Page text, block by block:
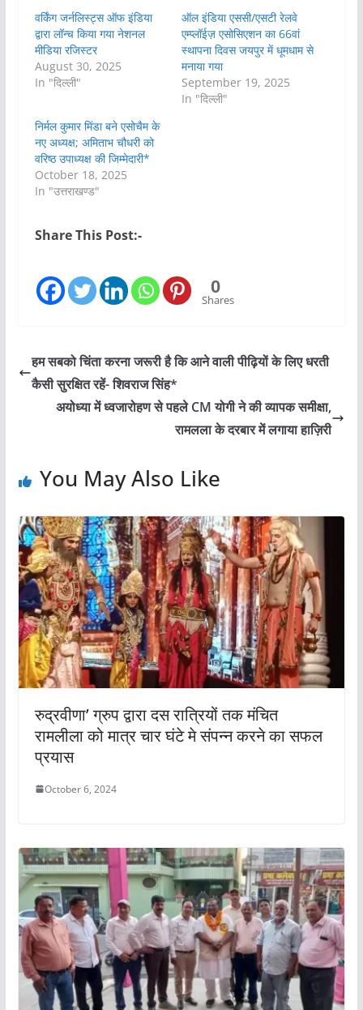
वर्किंग जर्नलिस्ट्स ऑफ इंडिया
द्वारा लॉन्च किया गया नेशनल
मीडिया रजिस्टर
August 30, 2025
In "दिल्ली"
ऑल इंडिया एससी/एसटी रेलवे
एम्प्लॉईज़ एसोसिएशन का 66वां
स्थापना दिवस जयपुर में धूमधाम से
मनाया गया
September 19, 2025
In "दिल्ली"
निर्मल कुमार मिंडा बने एसोचैम के
नए अध्यक्ष; अमिताभ चौधरी को
वरिष्ठ उपाध्यक्ष की जिम्मेदारी*
October 18, 2025
In "उत्तराखण्ड"
Share This Post:-
0
Shares
हम सबको चिंता करना जरूरी है कि आने वाली पीढ़ियों के लिए धरती
कैसी सुरक्षित रहें- शिवराज सिंह*
अयोध्या में ध्वजारोहण से पहले CM योगी ने की व्यापक समीक्षा,
रामलला के दरबार में लगाया हाज़िरी
You May Also Like
रुद्रवीणा’ ग्रुप द्वारा दस रात्रियों तक मंचित
रामलीला को मात्र चार घंटे मे संपन्न करने का सफल
प्रयास
October 6, 2024